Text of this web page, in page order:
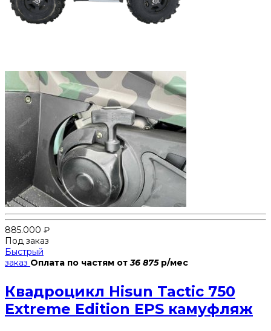
885.000 ₽
Под заказ
Быстрый
заказ Оплата по частям от36 875р/мес
Квадроцикл Hisun Tactic 750
Extreme Edition EPS камуфляж